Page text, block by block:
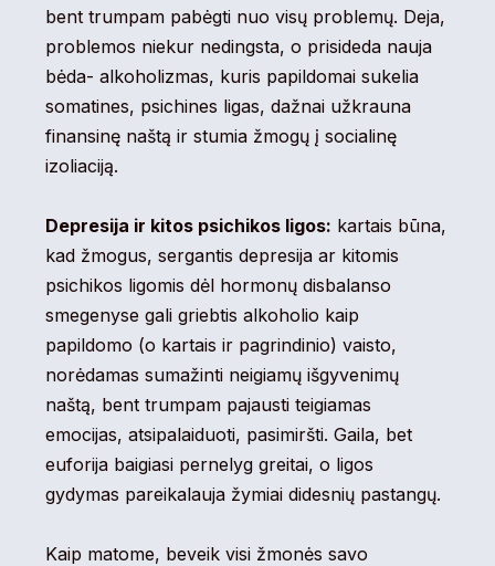
bent trumpam pabėgti nuo visų problemų. Deja,
problemos niekur nedingsta, o prisideda nauja
bėda- alkoholizmas, kuris papildomai sukelia
somatines, psichines ligas, dažnai užkrauna
finansinę naštą ir stumia žmogų į socialinę
izoliaciją.
Depresija ir kitos psichikos ligos: kartais būna,
kad žmogus, sergantis depresija ar kitomis
psichikos ligomis dėl hormonų disbalanso
smegenyse gali griebtis alkoholio kaip
papildomo (o kartais ir pagrindinio) vaisto,
norėdamas sumažinti neigiamų išgyvenimų
naštą, bent trumpam pajausti teigiamas
emocijas, atsipalaiduoti, pasimiršti. Gaila, bet
euforija baigiasi pernelyg greitai, o ligos
gydymas pareikalauja žymiai didesnių pastangų.
Kaip matome, beveik visi žmonės savo